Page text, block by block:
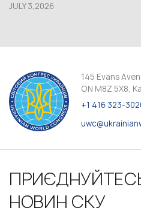
JULY 3,2026
145 Evans
ON M8Z 5X8,
+1 416 323-
НОВИН СКУ